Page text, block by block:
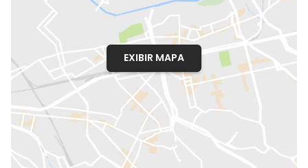
EXIBIR MAPA